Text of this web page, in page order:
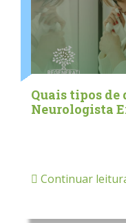
Quais tipos de
Neurologista
Continuar